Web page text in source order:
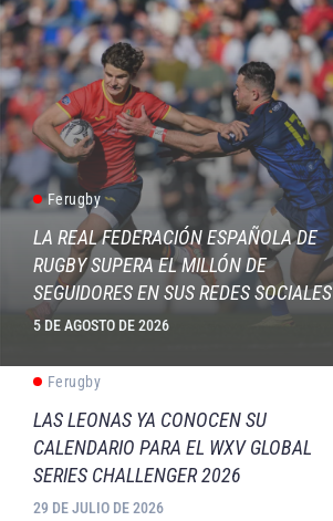
Ferugby
LA REAL FEDERACIÓN ESPAÑOLA DE
RUGBY SUPERA EL MILLÓN DE
SEGUIDORES EN SUS REDES SOCIALES
5 DE AGOSTO DE 2026
Ferugby
LAS LEONAS YA CONOCEN SU
CALENDARIO PARA EL WXV GLOBAL
SERIES CHALLENGER 2026
29 DE JULIO DE 2026